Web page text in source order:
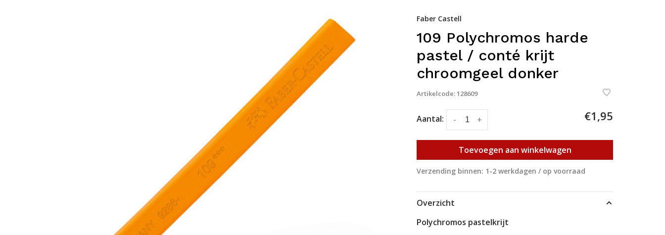
Faber Castell
109 Polychromos harde
pastel / conté krijt
chroomgeel donker
Artikelcode:128609
Aantal: +
- €1,95
Toevoegen aan winkelwagen
Verzending binnen: 1-2 werkdagen / op voorraad
Overzicht
Polychromos pastelkrijt